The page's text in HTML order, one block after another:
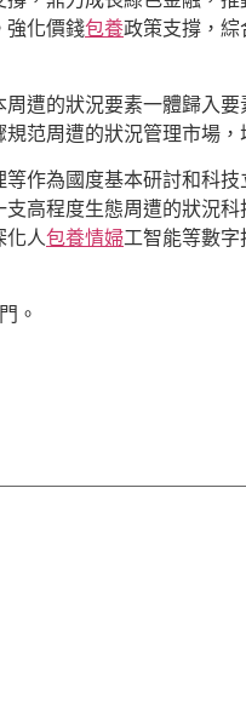
強化價錢包養政策支撐，
遭的狀況要素一體歸入
范周遭的狀況管理市場
作為國度基本研討和科
高程度生態周遭的狀況
化人包養情婦工智能等數
。